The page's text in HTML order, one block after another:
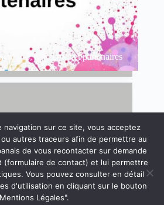
bénévoles et partenaires
of our Network in Lebanon:
Abou Jaoude ! 🎉
navigation sur ce site, vous acceptez
ou autres traceurs afin de permettre au
de vous recontacter sur demande
(formulaire de contact) et lui permettre
Vous pouvez consulter en détail
d'utilisation en cliquant sur le bouton
Légales".